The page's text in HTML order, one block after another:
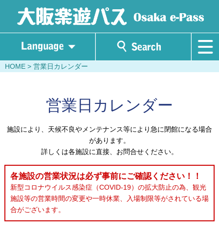
HOME > 営業日カレンダー
営業日カレンダー
施設により、天候不良やメンテナンス等により急に閉館になる場合
があります。
詳しくは各施設に直接、お問合せください。
各施設の営業状況は必ず事前にご確認ください！！
新型コロナウイルス感染症（COVID-19）の拡大防止の為、観光
施設等の営業時間の変更や一時休業、入場制限等がされている場
合がございます。